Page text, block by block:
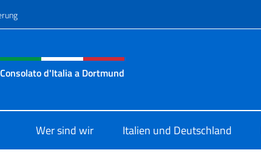
Social und Menü
Consolato d'Italia a Dortmund
Wer sind wir Italien und Deutschland